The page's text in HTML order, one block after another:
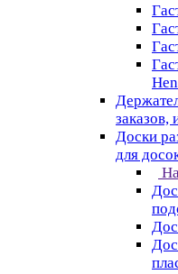
заказов,
Доски
для